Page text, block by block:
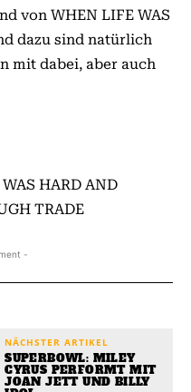
von WHEN LIFE WAS
dazu sind natürlich
mit dabei, aber auch
HARD AND
TRADE
-
NÄCHSTER ARTIKEL
SUPERBOWL: MILEY
CYRUS PERFORMT MIT
JOAN JETT UND BILLY